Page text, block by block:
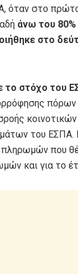
στο πρώτο
άνω του
στο
το στόχο του
του ΕΣΠΑ.
που
και για το